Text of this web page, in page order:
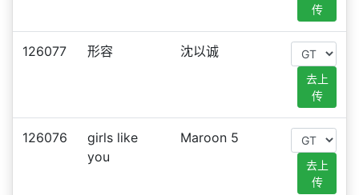
传
126077 形容 沈以诚
去上
传
126076
girls like
you
Maroon 5
去上
传